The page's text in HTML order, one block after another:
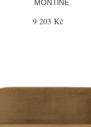
MONTINE
9 203 Kč